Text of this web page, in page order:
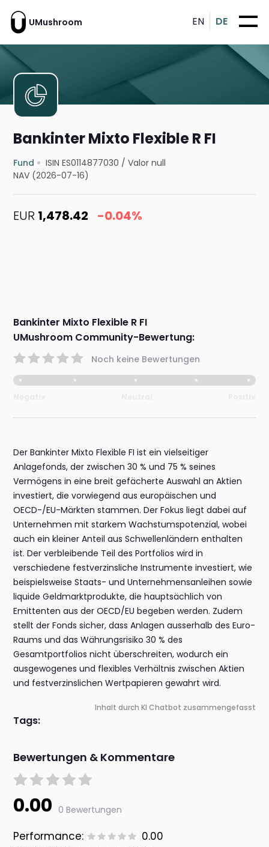
UMushroom EN DE
Bankinter Mixto Flexible R FI
Fund ISIN ES0114877030 /Valor null
NAV (2026-07-16)
EUR 1,478.42 -0.04%
Bankinter Mixto Flexible R FI
UMushroom Community-Bewertung:
Noch keine Bewertungen
Der Bankinter Mixto Flexible FI ist ein vielseitiger
Anlagefonds, der zwischen 30 % und 75 % seines
Vermögens in eine breit gefächerte Auswahl an Aktien
investiert, die vorwiegend aus europäischen und
OECD-/EU-Märkten stammen. Der Fokus liegt dabei auf
Unternehmen mit starkem Wachstumspotenzial, wobei
auch ein kleiner Anteil aus Schwellenländern enthalten
ist. Der verbleibende Teil des Portfolios wird in
verschiedene festverzinsliche Instrumente investiert, wie
beispielsweise Staats- und Unternehmensanleihen sowie
liquide Geldmarktprodukte, die hauptsächlich von
Emittenten aus der OECD/EU begeben werden. Zudem
stellt der Fonds sicher, dass Anlagen ausserhalb des Euro-
Raums und das Währungsrisiko 30 % des
Gesamtportfolios nicht überschreiten, wodurch ein
ausgewogenes und flexibles Verhältnis zwischen Aktien
und festverzinslichen Wertpapieren gewahrt wird.
Inhalt durch KI Chatbot zusammengefasst
Tags:
Bewertungen & Kommentare
0.00 0 Bewertungen
Performance:
0.00